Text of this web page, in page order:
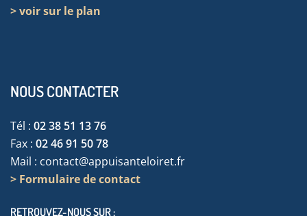
> voir sur le plan
NOUS CONTACTER
Tél : 02 38 51 13 76
Fax : 02 46 91 50 78
Mail : contact@appuisanteloiret.fr
> Formulaire de contact
RETROUVEZ-NOUS SUR :